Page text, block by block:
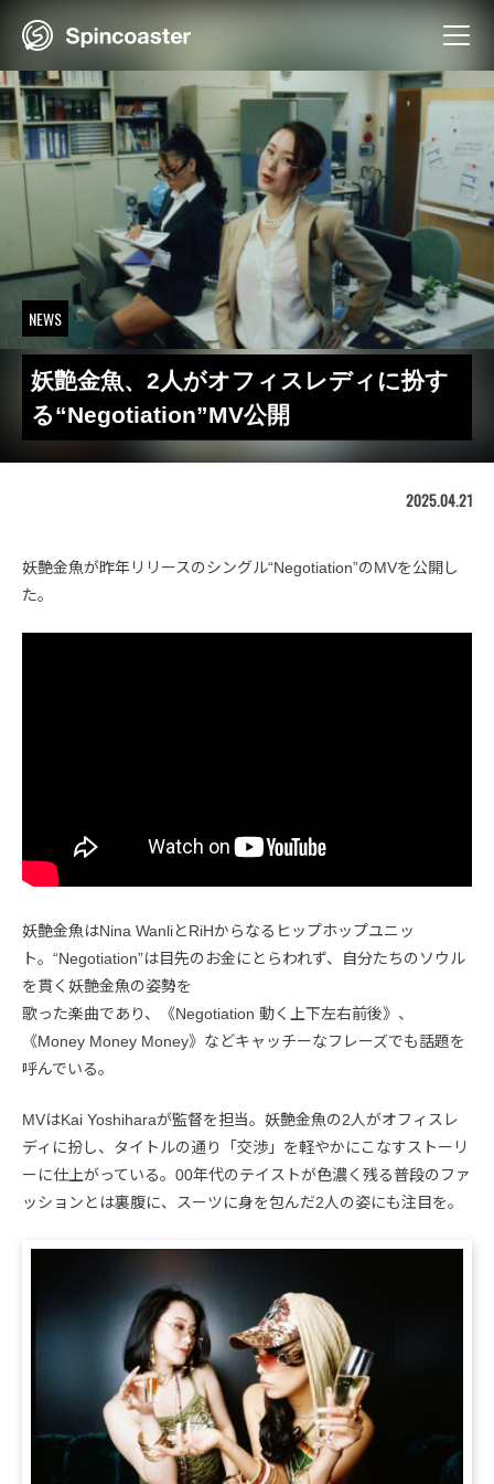
NEWS
妖艶金魚、2人がオフィスレディに扮す
る“Negotiation”MV公開
2025.04.21
妖艶金魚が昨年リリースのシングル“Negotiation”のMVを公開し
た。
妖艶金魚はNina WanliとRiHからなるヒップホップユニッ
ト。“Negotiation”は目先のお金にとらわれず、自分たちのソウル
を貫く妖艶金魚の姿勢を
歌った楽曲であり、《Negotiation 動く上下左右前後》、
《Money Money Money》などキャッチーなフレーズでも話題を
呼んでいる。
MVはKai Yoshiharaが監督を担当。妖艶金魚の2人がオフィスレ
ディに扮し、タイトルの通り「交渉」を軽やかにこなすストーリ
ーに仕上がっている。00年代のテイストが色濃く残る普段のファ
ッションとは裏腹に、スーツに身を包んだ2人の姿にも注目を。